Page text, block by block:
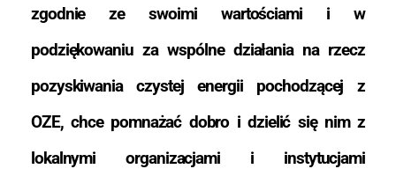
zgodnie ze swoimi wartościami i w
podziękowaniu za wspólne działania na rzecz
pozyskiwania czystej energii pochodzącej z
OZE, chce pomnażać dobro i dzielić się nim z
lokalnymi organizacjami i instytucjami